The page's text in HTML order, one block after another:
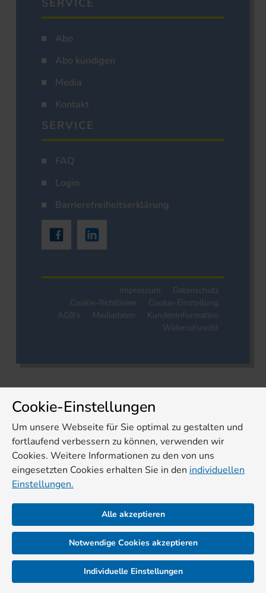
SERVICE
Abo
Abo kündigen
Media
Kontakt
SERVICE
FAQ
Login
Barrierefreiheitserklärung
Impressum
Datenschutz
Cookie-Richtlinien
Cookie-Einstellung
AGB's
Mediadaten
Kundeninformation
Widerrufsrecht
Cookie-Einstellungen
Um unsere Webseite für Sie optimal zu gestalten und
fortlaufend verbessern zu können, verwenden wir
Cookies. Weitere Informationen zu den von uns
eingesetzten Cookies erhalten Sie in den individuellen
Einstellungen.
Alle akzeptieren
Notwendige Cookies akzeptieren
Individuelle Einstellungen